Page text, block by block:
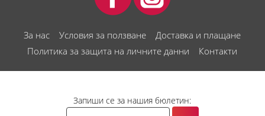
За нас Условия за ползване
Доставка и плащане
Политика за защита на личните данни
Контакти
Запиши се за нашия бюлетин: